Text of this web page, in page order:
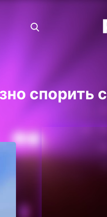
спорить с